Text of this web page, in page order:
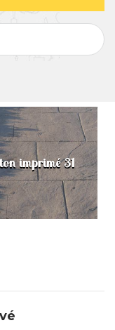
imprimé 31